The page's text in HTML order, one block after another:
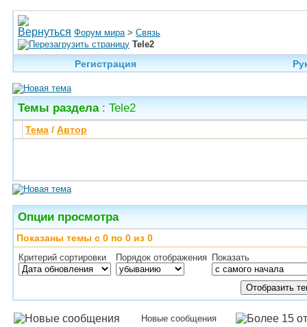
Форум мира > Связь
Tele2
Регистрация
Темы раздела: Tele2
Тема / Автор
Опции просмотра
Показаны темы с 0 по 0 из 0
Критерий сортировки Порядок отображения Показать
Новые сообщения